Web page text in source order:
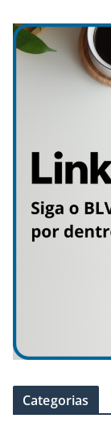
Categorias